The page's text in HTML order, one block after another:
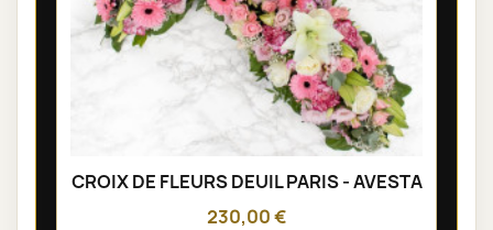
CROIX DE FLEURS DEUIL PARIS - AVESTA
230,00 €